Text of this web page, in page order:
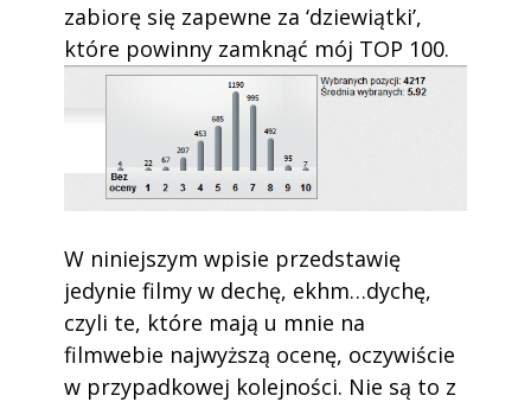
zabiorę się zapewne za ‘dziewiątki’,
które powinny zamknąć mój TOP 100.
W niniejszym wpisie przedstawię
jedynie filmy w dechę, ekhm…dychę,
czyli te, które mają u mnie na
filmwebie najwyższą ocenę, oczywiście
w przypadkowej kolejności. Nie są to z